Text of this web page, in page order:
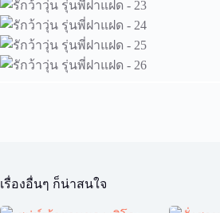
เรื่องอื่นๆ ก็น่าสนใจ